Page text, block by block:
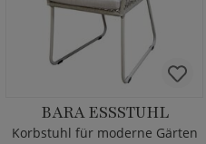
BARA ESSSTUHL
Korbstuhl für moderne Gärten